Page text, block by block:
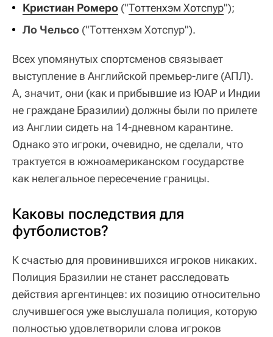
Кристиан Ромеро ("Тоттенхэм Хотспур");
Ло Чельсо ("Тоттенхэм Хотспур").
Всех упомянутых спортсменов связывает
выступление в Английской премьер-лиге (АПЛ).
А, значит, они (как и прибывшие из ЮАР и Индии
не граждане Бразилии) должны были по прилете
из Англии сидеть на 14-дневном карантине.
Однако это игроки, очевидно, не сделали, что
трактуется в южноамериканском государстве
как нелегальное пересечение границы.
Каковы последствия для
футболистов?
К счастью для провинившихся игроков никаких.
Полиция Бразилии не станет расследовать
действия аргентинцев: их позицию относительно
случившегося уже выслушала полиция, которую
полностью удовлетворили слова игроков